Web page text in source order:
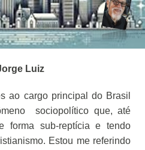
Luiz
ao cargo principal do Brasil
sociopolítico que, até
forma sub-reptícia e tendo
Estou me referindo